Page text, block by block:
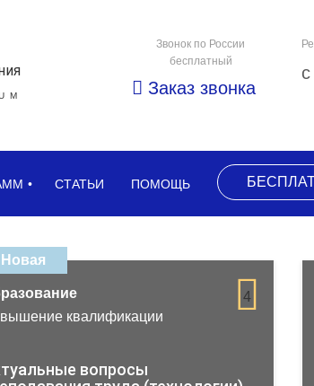
Звонок по России
бесплатный
Заказ звонка
СТАТЬИ ПОМОЩЬ
Новая
4
квалификации
вопросы